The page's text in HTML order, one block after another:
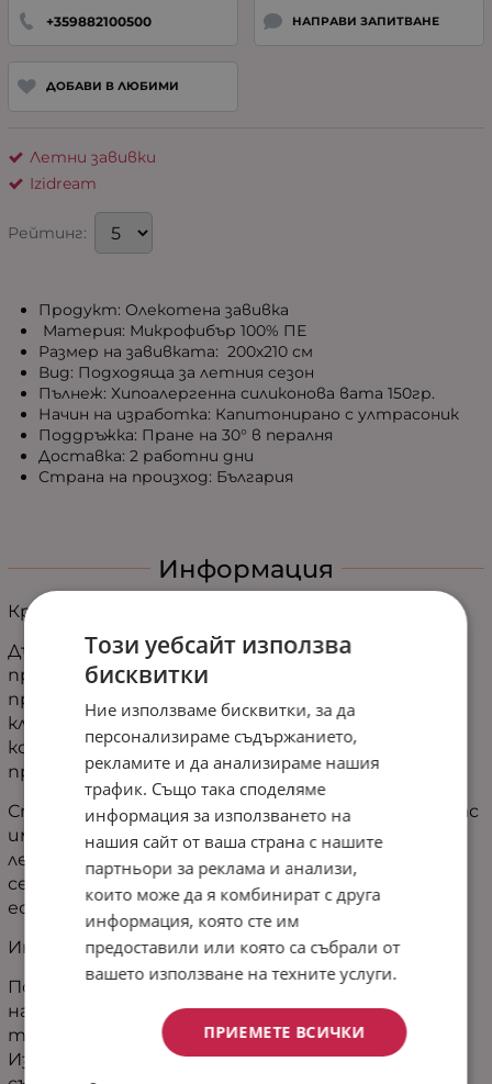
+359882100500 НАПРАВИ ЗАПИТВАНЕ
ДОБАВИ В ЛЮБИМИ
Летни завивки
Izidream
Рейтинг:
Продукт: Олекотена завивка
Материя: Микрофибър 100% ПЕ
Размер на завивката: 200х210 см
Вид: Подходяща за летния сезон
Пълнеж: Хипоалергенна силиконова вата 150гр.
Начин на изработка: Капитонирано с ултрасоник
Поддръжка: Пране на 30° в пералня
Доставка: 2 работни дни
Страна на произход: България
Информация
Красива и стилна олекотена завивка
Дългогодишната ни експертиза като
производител на спално бельо ни е доказала, че
продуктите, които предлагаме на нашите
клиенти трябва да бъдат безкомпромисна
комбинация от качество, цена, удобство и
практичност.
Стараем се за произвеждаме и предлагаме за вас
именно такива комбинации. С които бързо и
лесно, с един клик да подарите на себе си и
семейството си комфорт, спокойствие и
естетика.
Инструкции за пране и експлоатация:
Поддържайте олекотената завивка в пералня
на подходяща програма, изпираща на
температура, не повече от 30 градуса.
Използвайте неагресивни перилни препарати,
Този уебсайт използва
бисквитки
Ние използваме бисквитки, за да
персонализираме съдържанието,
рекламите и да анализираме нашия
трафик. Също така споделяме
информация за използването на
нашия сайт от ваша страна с нашите
партньори за реклама и анализи,
които може да я комбинират с друга
информация, която сте им
предоставили или която са събрали от
вашето използване на техните услуги.
ПРИЕМЕТЕ ВСИЧКИ